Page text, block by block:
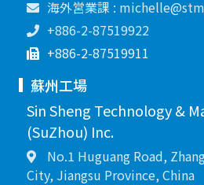
海外営業課 :
+886-2-87519922
+886-2-87519911
蘇州工場
Sin Sheng Technology &
(SuZhou) Inc.
No.1 Huguang Road,
City, Jiangsu Province, China